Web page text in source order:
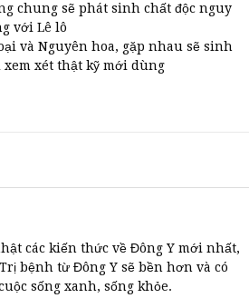
chung sẽ phát sinh chất độc nguy
với Lê lô
và Nguyên hoa, gặp nhau sẽ sinh
xét thật kỹ mới dùng
các kiến thức về Đông Y mới nhất,
bệnh từ Đông Y sẽ bền hơn và có
sống xanh, sống khỏe.